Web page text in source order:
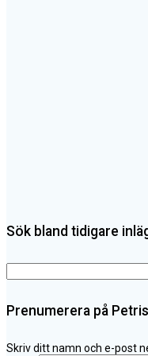
Sök bland tidigare
Prenumerera på
Skriv ditt namn och e-post